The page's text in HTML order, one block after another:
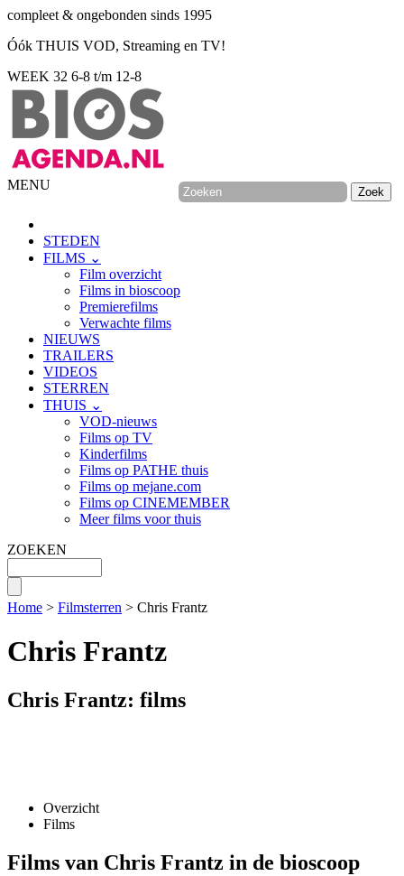
compleet & ongebonden sinds 1995
Óók THUIS VOD, Streaming en TV!
WEEK 32 6-8 t/m 12-8
MENU
STEDEN
FILMS ⌄
Film overzicht
Films in bioscoop
Premierefilms
Verwachte films
NIEUWS
TRAILERS
VIDEOS
STERREN
THUIS ⌄
VOD-nieuws
Films op TV
Kinderfilms
Films op PATHE thuis
Films op mejane.com
Films op CINEMEMBER
Meer films voor thuis
ZOEKEN
Home > Filmsterren > Chris Frantz
Chris Frantz
Chris Frantz: films
Overzicht
Films
Films van Chris Frantz in de bioscoop